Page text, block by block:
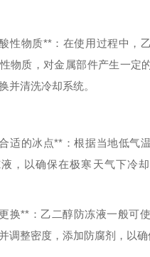
性物质**：在使用过程中，
物质，对金属部件产生一定
并清洗冷却系统。
适的冰点**：根据当地低气
，以确保在极寒天气下冷
换**：乙二醇防冻液一般可
调整密度，添加防腐剂，以确